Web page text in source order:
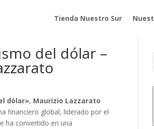
Tienda Nuestro Sur
del dólar –
dólar», Maurizio Lazzarato
financiero global, liderado por el
ha convertido en una